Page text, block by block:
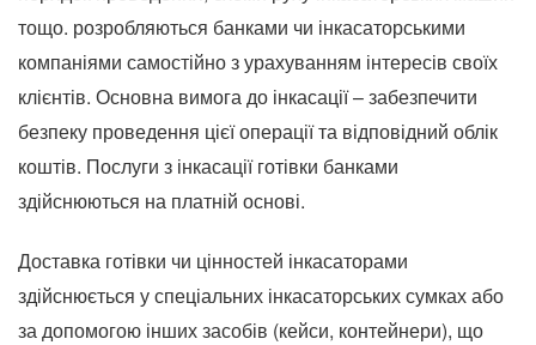
тощо. розробляються банками чи інкасаторськими
компаніями самостійно з урахуванням інтересів своїх
клієнтів. Основна вимога до інкасації – забезпечити
безпеку проведення цієї операції та відповідний облік
коштів. Послуги з інкасації готівки банками
здійснюються на платній основі.
Доставка готівки чи цінностей інкасаторами
здійснюється у спеціальних інкасаторських сумках або
за допомогою інших засобів (кейси, контейнери), що